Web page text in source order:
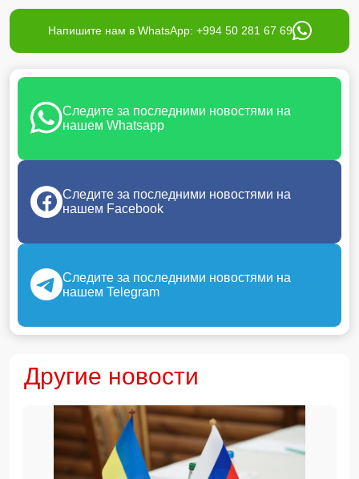
Напишите нам в WhatsApp: +994 50 281 67 69
Следите за последними новостями на
нашем Whatsapp
Следите за последними новостями на
нашем Facebook
Следите за последними новостями на
нашем Telegram
Другие новости